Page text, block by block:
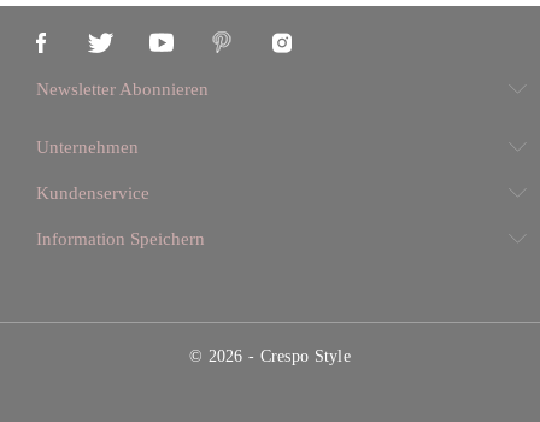
Newsletter Abonnieren
Unternehmen
Kundenservice
Information Speichern
© 2026 - Crespo Style